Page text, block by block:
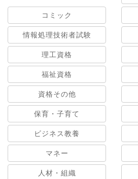
コミック
情報処理技術者試験
理工資格
福祉資格
資格その他
保育・子育て
ビジネス教養
マネー
人材・組織